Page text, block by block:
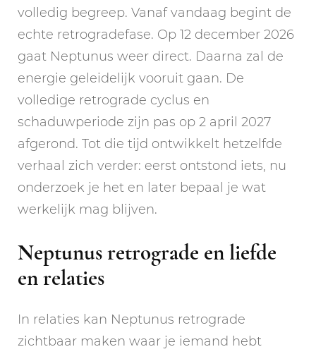
volledig begreep. Vanaf vandaag begint de
echte retrogradefase. Op 12 december 2026
gaat Neptunus weer direct. Daarna zal de
energie geleidelijk vooruit gaan. De
volledige retrograde cyclus en
schaduwperiode zijn pas op 2 april 2027
afgerond. Tot die tijd ontwikkelt hetzelfde
verhaal zich verder: eerst ontstond iets, nu
onderzoek je het en later bepaal je wat
werkelijk mag blijven.
Neptunus retrograde en liefde
en relaties
In relaties kan Neptunus retrograde
zichtbaar maken waar je iemand hebt